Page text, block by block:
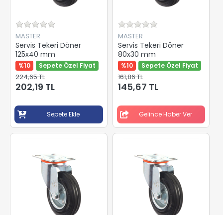
MASTER
Servis Tekeri Döner
125x40 mm
%10 Sepete Özel Fiyat
224,65 TL
202,19 TL
Sepete Ekle
MASTER
Servis Tekeri Döner
80x30 mm
%10 Sepete Özel Fiyat
161,86 TL
145,67 TL
Gelince Haber Ver